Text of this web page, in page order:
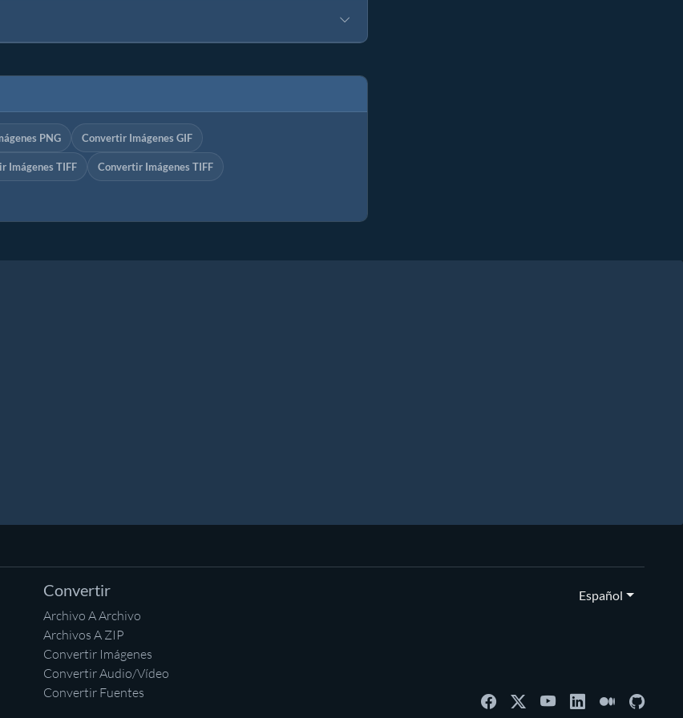
PNG Convertir Imágenes GIF
Imágenes TIFF Convertir Imágenes TIFF
Convertir
Archivo A Archivo
Archivos A ZIP
Convertir Imágenes
Convertir Audio/Vídeo
Convertir Fuentes
Español